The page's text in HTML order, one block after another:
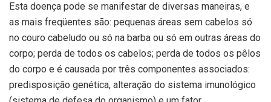
Esta doença pode se manifestar de diversas maneiras, e
as mais freqüentes são: pequenas áreas sem cabelos só
no couro cabeludo ou só na barba ou só em outras áreas do
corpo; perda de todos os cabelos; perda de todos os pêlos
do corpo e é causada por três componentes associados:
predisposição genética, alteração do sistema imunológico